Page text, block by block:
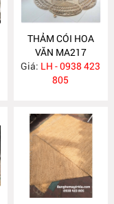
THẢM CÓI HOA
VĂN MA217
Giá: LH - 0938 423
805